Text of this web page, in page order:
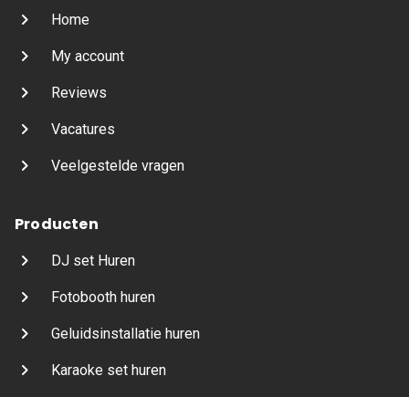
Home
My account
Reviews
Vacatures
Veelgestelde vragen
Producten
DJ set Huren
Fotobooth huren
Geluidsinstallatie huren
Karaoke set huren